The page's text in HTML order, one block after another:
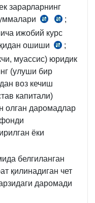
зарарларнинг
СК
297-
м.
3-
қ.
17-
б.
СК
463-
м.
1-
;
ижобий курс
ошиши
СК
463-
;
муассис) юридик
(улуши бир
воз кечиш
капитали)
олган даромадлар
ёки
белгиланган
қилинадиган чет
даромади